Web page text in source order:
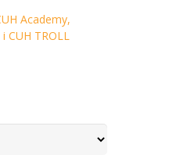
Academy,
CUH TROLL